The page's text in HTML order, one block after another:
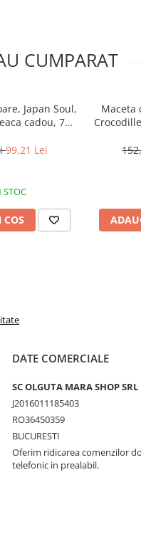
CUMPARAT
Japan Soul,
cadou, 70
99,21 Lei
STOC
Maceta
DATE COMERCIALE
SC OLGUTA MARA SHOP SRL
J2016011185403
RO36450359
BUCURESTI
Oferim ridicarea comenzilor
telefonic in prealabil.